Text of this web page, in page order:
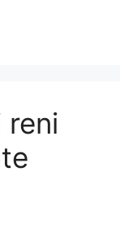
reni